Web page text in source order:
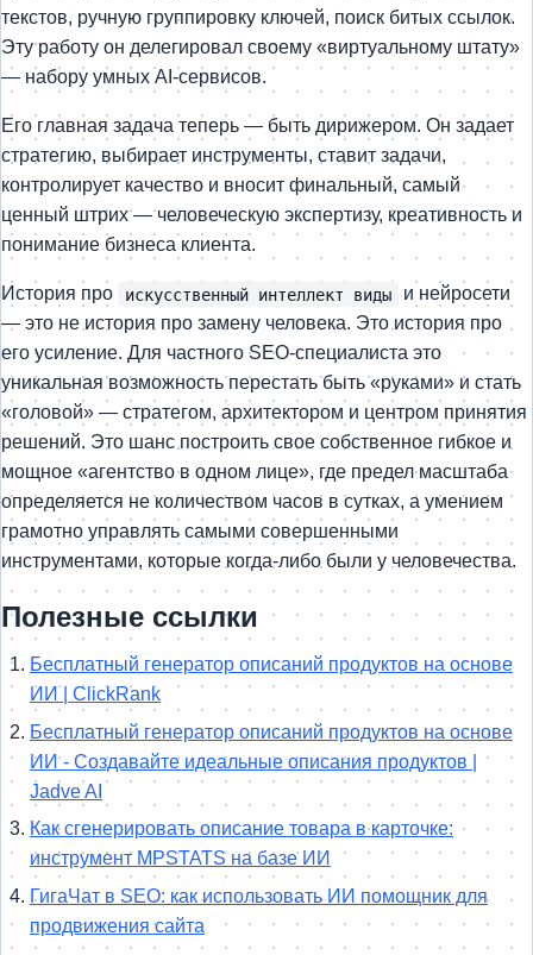
текстов, ручную группировку ключей, поиск битых ссылок.
Эту работу он делегировал своему «виртуальному штату»
— набору умных AI-сервисов.
Его главная задача теперь — быть дирижером. Он задает
стратегию, выбирает инструменты, ставит задачи,
контролирует качество и вносит финальный, самый
ценный штрих — человеческую экспертизу, креативность и
понимание бизнеса клиента.
История про искусственный интеллект виды
и нейросети
— это не история про замену человека. Это история про
его усиление. Для частного SEO-специалиста это
уникальная возможность перестать быть «руками» и стать
«головой» — стратегом, архитектором и центром принятия
решений. Это шанс построить свое собственное гибкое и
мощное «агентство в одном лице», где предел масштаба
определяется не количеством часов в сутках, а умением
грамотно управлять самыми совершенными
инструментами, которые когда-либо были у человечества.
Полезные ссылки
Бесплатный генератор описаний продуктов на основе
ИИ | ClickRank
Бесплатный генератор описаний продуктов на основе
ИИ - Создавайте идеальные описания продуктов |
Jadve AI
Как сгенерировать описание товара в карточке:
инструмент MPSTATS на базе ИИ
ГигаЧат в SEO: как использовать ИИ помощник для
продвижения сайта